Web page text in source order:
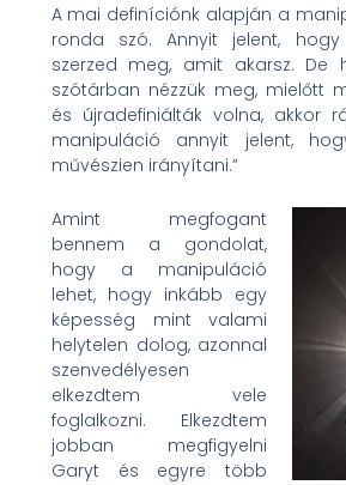
A mai definíciónk alapján a
ronda szó. Annyit jelent,
szerzed meg, amit akarsz. De
szótárban nézzük meg, mielőtt
és újradefiniálták volna, akkor
manipuláció annyit jelent,
művészien irányítani.”
Amint megfogant
bennem a gondolat,
hogy a manipuláció
lehet, hogy inkább egy
képesség mint valami
helytelen dolog, azonnal
szenvedélyesen
elkezdtem vele
foglalkozni. Elkezdtem
jobban megfigyelni
Garyt és egyre több